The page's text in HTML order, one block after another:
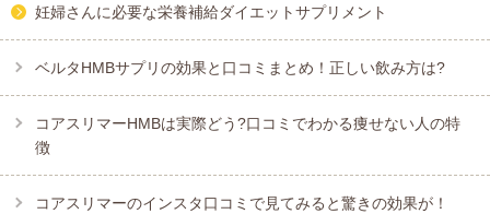
妊婦さんに必要な栄養補給ダイエットサプリメント
ベルタHMBサプリの効果と口コミまとめ！正しい飲み方は?
コアスリマーHMBは実際どう?口コミでわかる痩せない人の特
徴
コアスリマーのインスタ口コミで見てみると驚きの効果が！